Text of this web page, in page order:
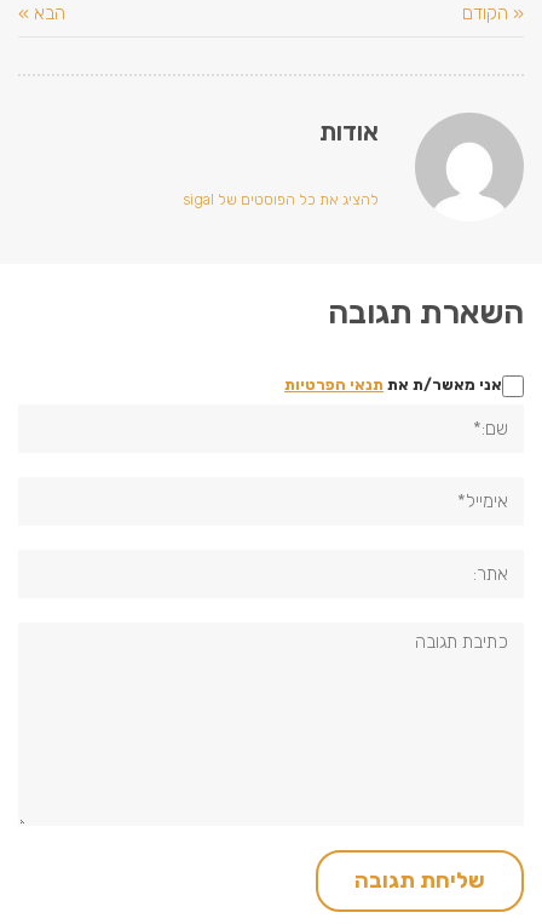
« הקודם הבא »
אודות
להציג את כל הפוסטים של sigal
השארת תגובה
אני מאשר/ת את תנאי הפרטיות